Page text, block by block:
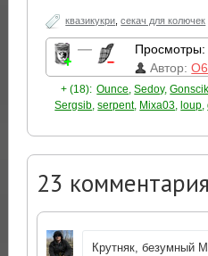
квазикукри ,секач для колючек
— Просмотры:
Автор:
+ (18): Ounce,Sedoy,Gonscik
Sergsib,serpent, Mixa03, loup,
23 комментария
Крутняк, безумный